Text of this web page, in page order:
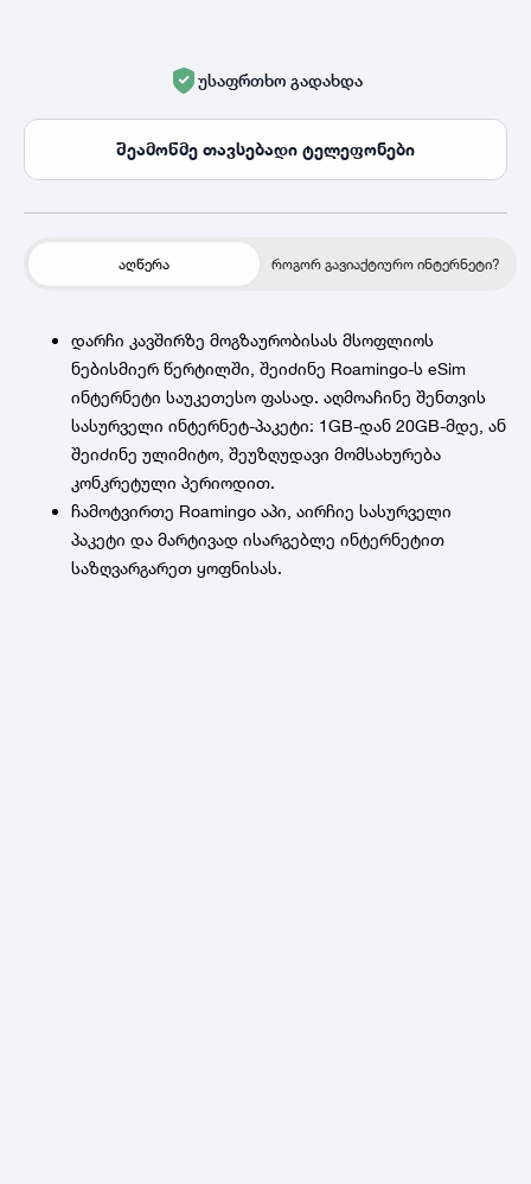
უსაფრთხო გადახდა
შეამოწმე თავსებადი ტელეფონები
აღწერა როგორ გავიაქტიურო ინტერნეტი?
დარჩი კავშირზე მოგზაურობისას მსოფლიოს
ნებისმიერ წერტილში, შეიძინე Roamingo-ს eSim
ინტერნეტი საუკეთესო ფასად. აღმოაჩინე შენთვის
სასურველი ინტერნეტ-პაკეტი: 1GB-დან 20GB-მდე, ან
შეიძინე ულიმიტო, შეუზღუდავი მომსახურება
კონკრეტული პერიოდით.
ჩამოტვირთე Roamingo აპი, აირჩიე სასურველი
პაკეტი და მარტივად ისარგებლე ინტერნეტით
საზღვარგარეთ ყოფნისას.